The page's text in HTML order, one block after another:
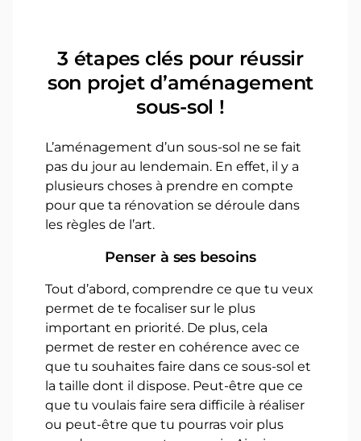
3 étapes clés pour réussir
son projet d’aménagement
sous-sol !
L’aménagement d’un sous-sol ne se fait
pas du jour au lendemain. En effet, il y a
plusieurs choses à prendre en compte
pour que ta rénovation se déroule dans
les règles de l’art.
Penser à ses besoins
Tout d’abord, comprendre ce que tu veux
permet de te focaliser sur le plus
important en priorité. De plus, cela
permet de rester en cohérence avec ce
que tu souhaites faire dans ce sous-sol et
la taille dont il dispose. Peut-être que ce
que tu voulais faire sera difficile à réaliser
ou peut-être que tu pourras voir plus